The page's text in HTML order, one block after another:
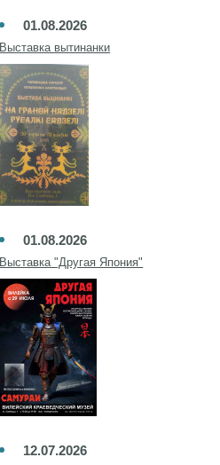
01.08.2026
Выставка вытинанки
01.08.2026
Выставка "Другая Япония"
12.07.2026